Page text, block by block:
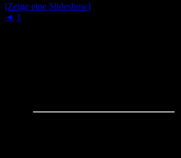
[Zeige eine Slideshow]
◄ 1